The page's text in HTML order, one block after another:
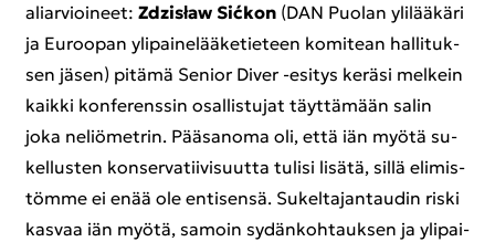
aliar­vioi­neet: Zdzisław Sićkon (DAN Puo­lan yli­lää­kä­ri
ja Eu­roo­pan yli­pai­ne­lää­ke­tie­teen ko­mi­tean hal­li­tuk­
sen jäsen) pi­tä­mä Se­nior Diver -​esitys ke­rä­si mel­kein
kaik­ki kon­fe­rens­sin osal­lis­tu­jat täyt­tä­mään salin
joka ne­liö­met­rin. Pää­sa­no­ma oli, että iän myötä su­
kel­lus­ten kon­ser­va­tii­vi­suut­ta tu­li­si li­sä­tä, sillä eli­mis­
töm­me ei enää ole en­ti­sen­sä. Su­kel­ta­jan­tau­din riski
kas­vaa iän myötä, sa­moin sy­dän­koh­tauk­sen ja yli­pai­